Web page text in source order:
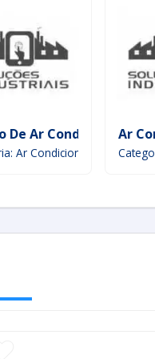
De Ar Condicionado
Ar Condicionado
Ar